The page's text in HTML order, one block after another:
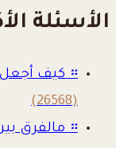
الأسئلة
። كيف أجعل
(26568)
። مالفرق